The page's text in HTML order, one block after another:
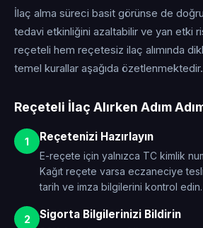
İlaç alma süreci basit görünse de doğru
tedavi etkinliğini azaltabilir ve yan etki
reçeteli hem reçetesiz ilaç alımında
temel kurallar aşağıda özetlenmektedir.
Reçeteli İlaç Alırken Adım
1 Reçetenizi Hazırlayın
E-reçete için yalnızca TC kimlik
Kağıt reçete varsa eczaneciye
tarih ve imza bilgilerini kontrol edin.
2 Sigorta Bilgilerinizi Bildirin